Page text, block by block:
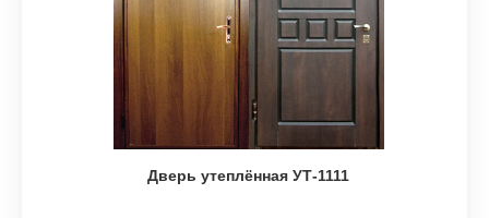
Дверь утеплённая УТ-1111